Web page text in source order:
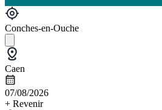
Conches-en-Ouche
Caen
07/08/2026
+ Revenir